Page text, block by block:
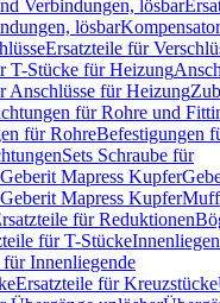
Verbindungen, lösbar
lösbar
Ersatzteile für
T-Stücke für Heizung
Anschlüsse für Heizung
für Rohre und
für RohreBefestigungen
Sets Schraube für
Geberit Mapress Kupfer
Mapress Kupfer
für Reduktionen
für T-Stücke
für Innenliegende
Ersatzteile für Kreuzstücke